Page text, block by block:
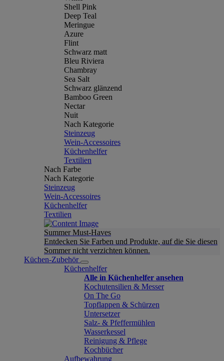
Shell Pink
Deep Teal
Meringue
Azure
Flint
Schwarz matt
Bleu Riviera
Chambray
Sea Salt
Schwarz glänzend
Bamboo Green
Nectar
Nuit
Nach Kategorie
Steinzeug
Wein-Accessoires
Küchenhelfer
Textilien
Nach Farbe
Nach Kategorie
Steinzeug
Wein-Accessoires
Küchenhelfer
Textilien
Summer Must-Haves
Entdecken Sie Farben und Produkte, auf die Sie diesen
Sommer nicht verzichten können.
Küchen-Zubehör
Küchenhelfer
Alle in Küchenhelfer ansehen
Kochutensilien & Messer
On The Go
Topflappen & Schürzen
Untersetzer
Salz- & Pfeffermühlen
Wasserkessel
Reinigung & Pflege
Kochbücher
Aufbewahrung